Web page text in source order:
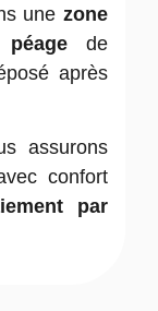
une zone
péage de
après
assurons
confort
par